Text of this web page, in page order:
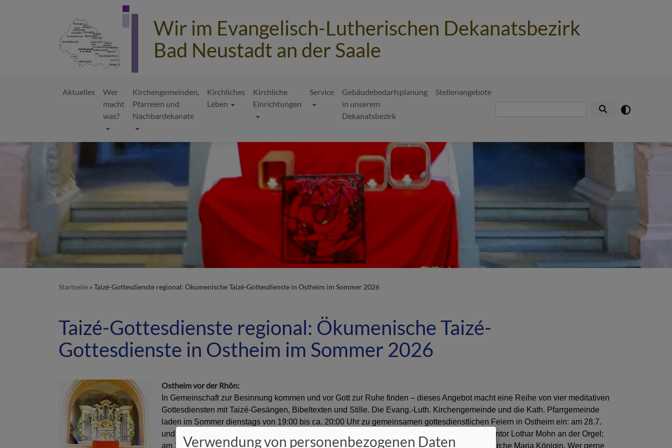
Wir im Evangelisch-Lutherischen Dekanatsbezirk
Bad Neustadt an der Saale
Hauptnavigation
Aktuelles
Wer
macht
was?
Kirchengemeinden,
Pfarreien und
Nachbardekanate
Kirchliches
Leben
Kirchliche
Einrichtungen
Service
Gebäudebedarfsplanung
in unserem
Dekanatsbezirk
Stellenangebote
Startseite Taizé-Gottesdienste regional: Ökumenische Taizé-Gottesdienste in Ostheim im Sommer 2026
Taizé-Gottesdienste regional: Ökumenische Taizé-
Gottesdienste in Ostheim im Sommer 2026
Ostheim vor der Rhön:
In Gemeinschaft zur Besinnung kommen und vor Gott zur Ruhe finden – dieses Angebot macht eine Reihe von vier meditativen
Gottesdiensten mit Taizé-Gesängen, Bibeltexten und Stille. Die Evang.-Luth. Kirchengemeinde und die Kath. Pfarrgemeinde
laden im Sommer dienstags von 19:00 bis ca. 20:00 Uhr zu gemeinsamen gottesdienstlichen Feiern in Ostheim ein: am 28.7.
und 4.8. in der evangelischen Michaelskirche in der Kirchenburg mit Stefan Wurth sowie Kurkantor Lothar Mohn an der Orgel;
am 11.8 dann mit Hans Günther Zimmermann und am 18.8. mit Uli Emge in der katholischen Kirche Maria Königin. Wer gerne
Verwendung von personenbezogenen Daten